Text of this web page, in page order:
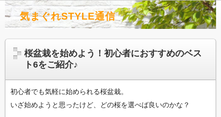
気まぐれSTYLE通信
桜盆栽を始めよう！初心者におすすめのベス
ト6をご紹介♪
初心者でも気軽に始められる桜盆栽。
いざ始めようと思ったけど、どの桜を選べば良いのかな？